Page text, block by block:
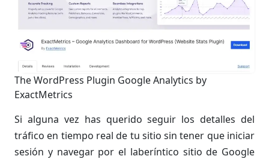
The WordPress Plugin Google Analytics by
ExactMetrics
Si alguna vez has querido seguir los detalles del
tráfico en tiempo real de tu sitio sin tener que iniciar
sesión y navegar por el laberíntico sitio de Google